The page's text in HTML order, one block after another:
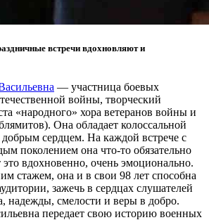
встречи вдохновляют и
— участница боевых
войны, творческий
«народного» хора ветеранов войны и
Она обладает колоссальной
сердцем. На каждой встрече с
поколением она что-то обязательно
это вдохновенно, очень эмоционально.
стажем, она и в свои 98 лет способна
зажечь в сердцах слушателей
надежды, смелости и веры в добро.
передает свою историю военных